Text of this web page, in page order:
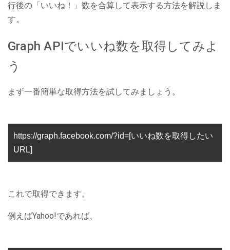
行後の「いいね！」数を合算して表示する方法を解説しま
す。
Graph APIでいいね数を取得してみよ
う
まず一番簡単な取得方法を試してみましょう。
https://graph.facebook.com/?id=[いいね数を取得したい
URL]
これで取得できます。
例えばYahoo!であれば、